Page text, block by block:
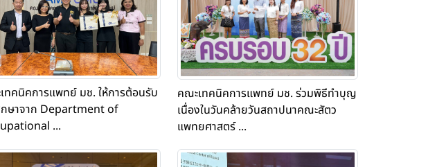
ทคนิคการแพทย์ มช. ให้การต้อนรับ
ษาจาก Department of
...
คณะเทคนิคการแพทย์ มช. ร่วมพิธีทำบุญ
เนื่องในวันคล้ายวันสถาปนาคณะสัตว
แพทยศาสตร์ ...